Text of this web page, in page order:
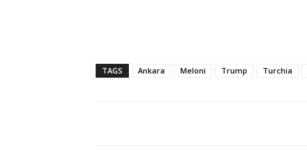
TAGS Ankara Meloni Trump Turchia